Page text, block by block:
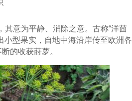
意为平静、消除之意。古称“洋茴
小型果实，自地中海沿岸传至欧洲各
的收获莳萝。